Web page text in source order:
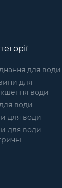
для води
для
води
води
для води
для води